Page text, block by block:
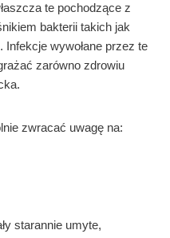
te pochodzące z
bakterii takich jak
. Infekcje wywołane przez te
zarówno zdrowiu
zwracać uwagę na:
starannie umyte,